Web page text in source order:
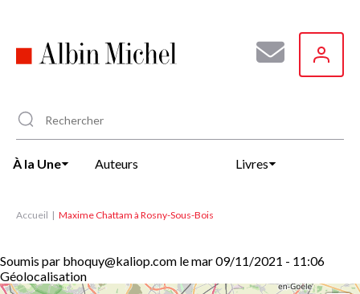
principal
À la Une Auteurs Livres
Accueil Maxime Chattam à Rosny-Sous-Bois
Soumis par bhoquy@kaliop.com lemar 09/11/2021 - 11:06
Géolocalisation